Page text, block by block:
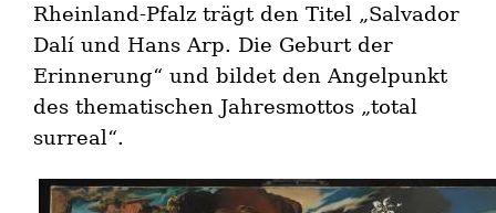
Rheinland-Pfalz trägt den Titel „Salvador
Dalí und Hans Arp. Die Geburt der
Erinnerung“ und bildet den Angelpunkt
des thematischen Jahresmottos „total
surreal“.